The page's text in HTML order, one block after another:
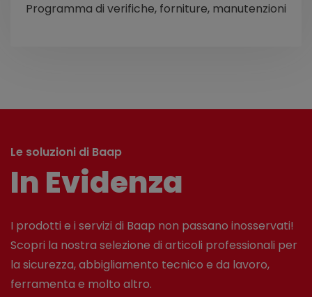
Programma di verifiche, forniture, manutenzioni
Le soluzioni di Baap
In Evidenza
I prodotti e i servizi di Baap non passano inosservati!
Scopri la nostra selezione di articoli professionali per
la sicurezza, abbigliamento tecnico e da lavoro,
ferramenta e molto altro.